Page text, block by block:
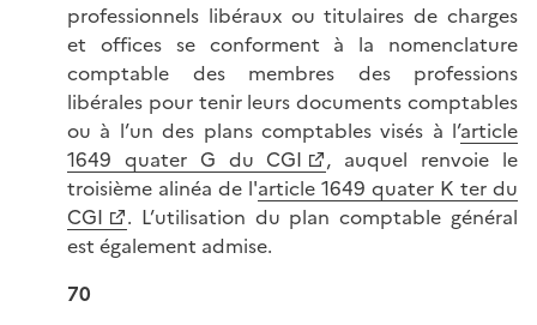
professionnels libéraux ou titulaires de charges
et offices se conforment à la nomenclature
comptable des membres des professions
libérales pour tenir leurs documents comptables
ou à l’un des plans comptables visés à l’article
1649 quater G du CGI
, auquel renvoie le
troisième alinéa de l'article 1649 quater K ter du
CGI
. L’utilisation du plan comptable général
est également admise.
70